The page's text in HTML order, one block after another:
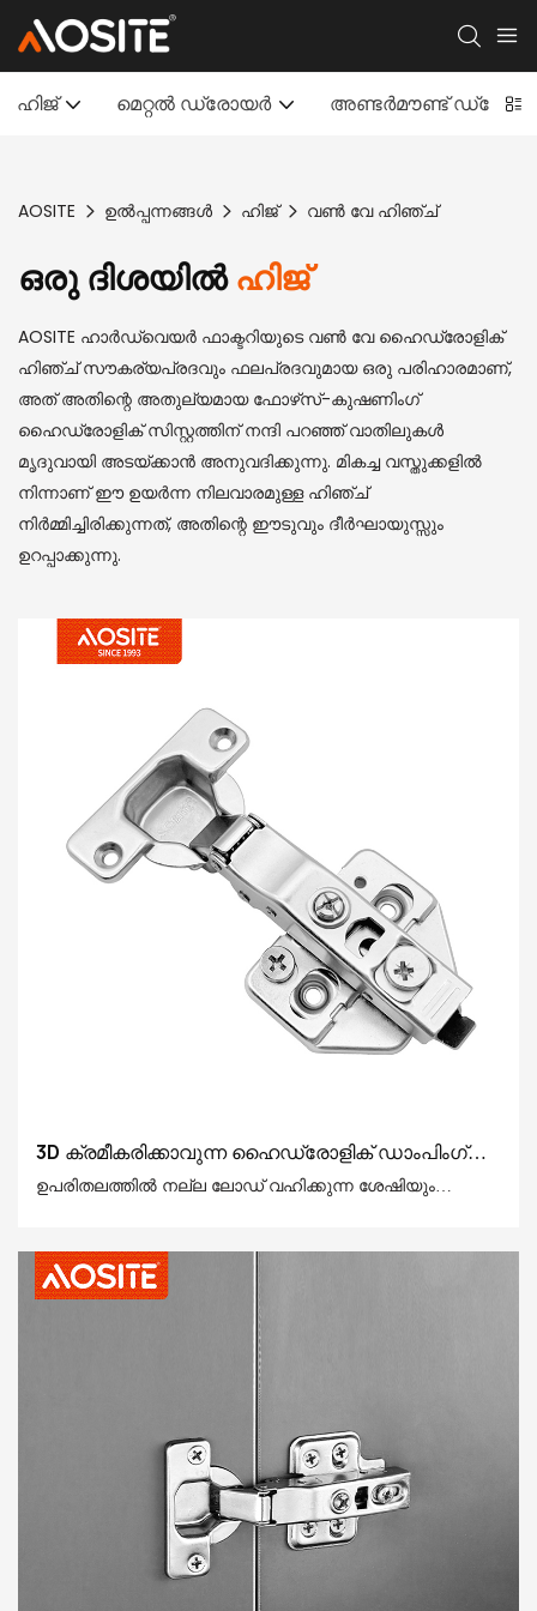
ഹിജ് മെറ്റൽ ഡ്രോയർ അണ്ടർമൗണ്ട്
AOSITE ഉൽപ്പന്നങ്ങൾ ഹിജ് വൺ വേ ഹിഞ്ച്
ഒരു ദിശയിൽഹിജ്
AOSITE ഹാർഡ്‌വെയർ ഫാക്ടറിയുടെ വൺ വേ ഹൈഡ്രോളിക്
ഹിഞ്ച് സൗകര്യപ്രദവും ഫലപ്രദവുമായ ഒരു പരിഹാരമാണ്,
അത് അതിന്റെ അതുല്യമായ ഫോഴ്‌സ്-കുഷണിംഗ്
ഹൈഡ്രോളിക് സിസ്റ്റത്തിന് നന്ദി പറഞ്ഞ് വാതിലുകൾ
മൃദുവായി അടയ്ക്കാൻ അനുവദിക്കുന്നു. മികച്ച വസ്തുക്കളിൽ
നിന്നാണ് ഈ ഉയർന്ന നിലവാരമുള്ള ഹിഞ്ച്
നിർമ്മിച്ചിരിക്കുന്നത്, അതിന്റെ ഈടുവും ദീർഘായുസ്സും
ഉറപ്പാക്കുന്നു.
3D ക്രമീകരിക്കാവുന്ന ഹൈഡ്രോളിക് ഡാംപിംഗ്
ഹിംഗെയിലെ Aosite Q88 ക്ലിപ്പ്
ഉപരിതലത്തിൽ നല്ല ലോഡ് വഹിക്കുന്ന ശേഷിയും
ചെയ്തിട്ടുണ്ട്, ഇത് തടഞ്ഞപ്പോൾ CABORGHTORE
വേഗത്തിൽ കുറയ്ക്കുകയും ഏറ്റവും ഫലപ്രദമായി